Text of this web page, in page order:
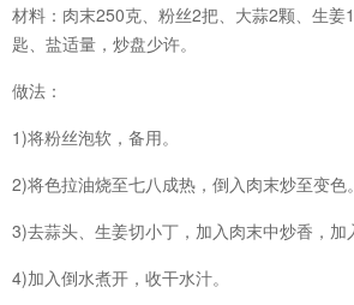
材料：肉末250克、粉丝2把、大蒜2颗、生姜
匙、盐适量，炒盘少许。
做法：
1)将粉丝泡软，备用。
2)将色拉油烧至七八成热，倒入肉末炒至变色。
3)去蒜头、生姜切小丁，加入肉末中炒香，加
4)加入倒水煮开，收干水汁。